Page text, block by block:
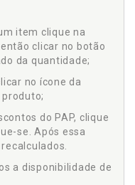
item clique na
clicar no botão
da quantidade;
no ícone da
produto;
do PAP, clique
se. Após essa
a disponibilidade de